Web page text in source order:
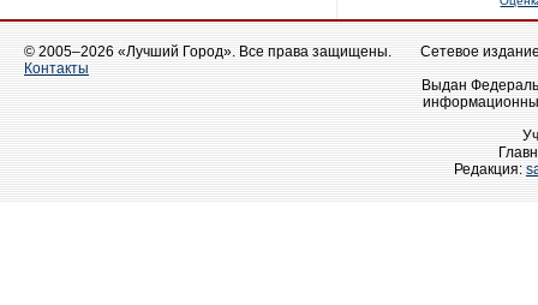
© 2005–2026 «Лучший Город». Все права защищены.
Контакты
Сетевое
Выдан
Редакция: